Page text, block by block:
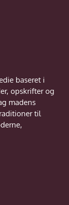
baseret i
opskrifter og
madens
til